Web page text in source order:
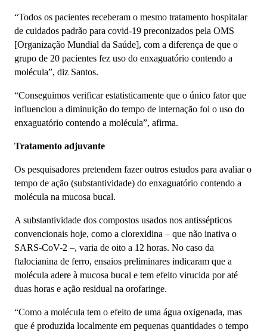
“Todos os pacientes receberam o mesmo tratamento hospitalar
de cuidados padrão para covid-19 preconizados pela OMS
[Organização Mundial da Saúde], com a diferença de que o
grupo de 20 pacientes fez uso do enxaguatório contendo a
molécula”, diz Santos.
“Conseguimos verificar estatisticamente que o único fator que
influenciou a diminuição do tempo de internação foi o uso do
enxaguatório contendo a molécula”, afirma.
Tratamento adjuvante
Os pesquisadores pretendem fazer outros estudos para avaliar o
tempo de ação (substantividade) do enxaguatório contendo a
molécula na mucosa bucal.
A substantividade dos compostos usados nos antissépticos
convencionais hoje, como a clorexidina – que não inativa o
SARS-CoV-2 –, varia de oito a 12 horas. No caso da
ftalocianina de ferro, ensaios preliminares indicaram que a
molécula adere à mucosa bucal e tem efeito virucida por até
duas horas e ação residual na orofaringe.
“Como a molécula tem o efeito de uma água oxigenada, mas
que é produzida localmente em pequenas quantidades o tempo